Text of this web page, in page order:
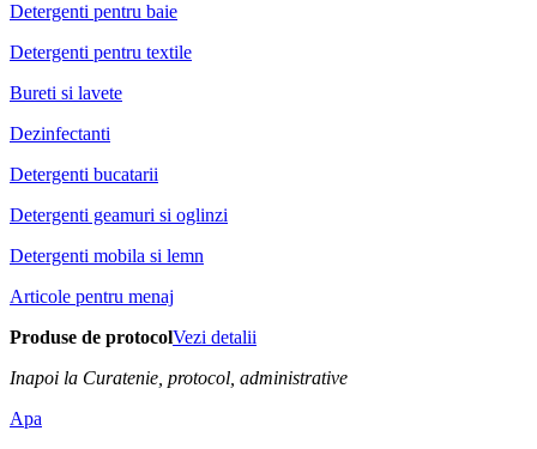
Detergenti pentru baie
Detergenti pentru textile
Bureti si lavete
Dezinfectanti
Detergenti bucatarii
Detergenti geamuri si oglinzi
Detergenti mobila si lemn
Articole pentru menaj
Produse de protocolVezi detalii
Inapoi la Curatenie, protocol, administrative
Apa